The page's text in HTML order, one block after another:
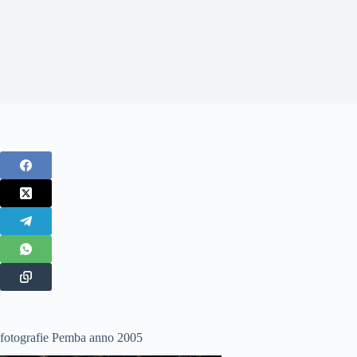
fotografie Pemba anno 2005